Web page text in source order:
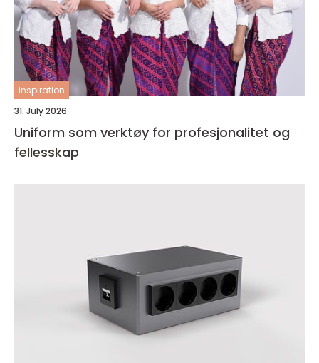
inspiration
31. July 2026
Uniform som verktøy for profesjonalitet og
fellesskap